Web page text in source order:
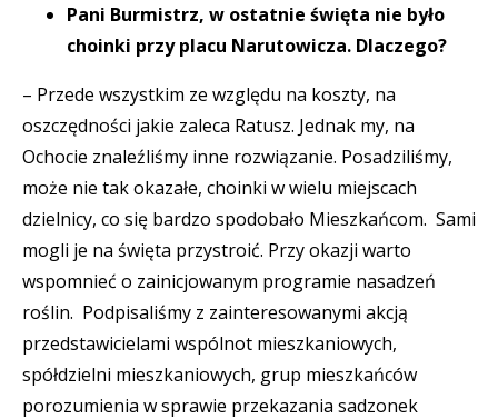
Pani Burmistrz, w ostatnie święta nie było
choinki przy placu Narutowicza. Dlaczego?
– Przede wszystkim ze względu na koszty, na
oszczędności jakie zaleca Ratusz. Jednak my, na
Ochocie znaleźliśmy inne rozwiązanie. Posadziliśmy,
może nie tak okazałe, choinki w wielu miejscach
dzielnicy, co się bardzo spodobało Mieszkańcom. Sami
mogli je na święta przystroić. Przy okazji warto
wspomnieć o zainicjowanym programie nasadzeń
roślin. Podpisaliśmy z zainteresowanymi akcją
przedstawicielami wspólnot mieszkaniowych,
spółdzielni mieszkaniowych, grup mieszkańców
porozumienia w sprawie przekazania sadzonek